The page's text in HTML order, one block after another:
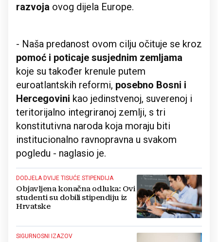
razvoja ovog dijela Europe.
- Naša predanost ovom cilju očituje se kroz
pomoć i poticaje susjednim zemljama
koje su također krenule putem
euroatlantskih reformi, posebno Bosni i
Hercegovini kao jedinstvenoj, suverenoj i
teritorijalno integriranoj zemlji, s tri
konstitutivna naroda koja moraju biti
institucionalno ravnopravna u svakom
pogledu - naglasio je.
DODJELA DVIJE TISUĆE STIPENDIJA
Objavljena konačna odluka: Ovi
studenti su dobili stipendiju iz
Hrvatske
SIGURNOSNI IZAZOV